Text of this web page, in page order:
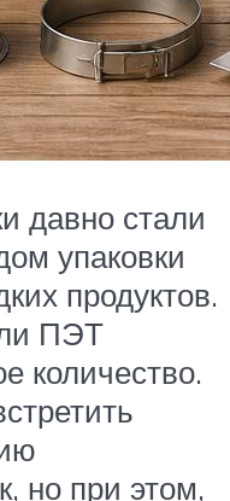
давно стали
упаковки
продуктов.
ПЭТ
количество.
но при этом,